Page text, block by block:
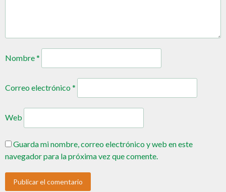
Nombre*
Correo electrónico*
Web
Guarda mi nombre, correo electrónico y web en este
navegador para la próxima vez que comente.